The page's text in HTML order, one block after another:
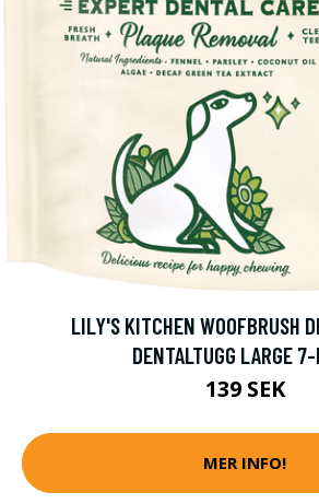
LILY'S KITCHEN WOOFBRUSH
DENTALTUGG LARGE
139 SEK
MER INFO!